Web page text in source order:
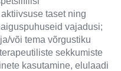
taset ning
vajadusi;
või tema võrgustiku
sekkumiste
kasutamine, elulaadi